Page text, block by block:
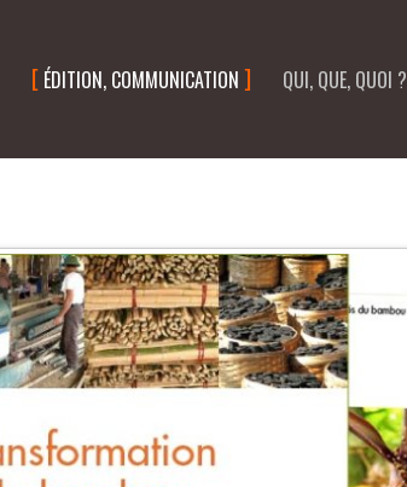
ÉDITION, COMMUNICATION QUI, QUE, QUOI ?